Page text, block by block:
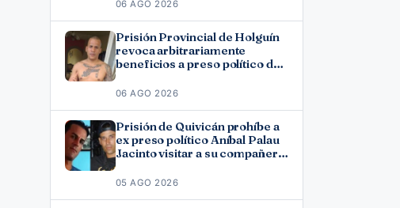
06 AGO 2026
Prisión Provincial de Holguín
revoca arbitrariamente
beneficios a preso político del
06 AGO 2026
Prisión de Quivicán prohíbe a
ex preso político Aníbal Palau
Jacinto visitar a su compañero
Fonseca
05 AGO 2026